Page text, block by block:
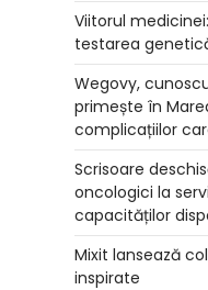
Viitorul
testarea
Wegovy,
primește în
complicațiilor
Scrisoare
oncologici la
capacităților
Mixit lansează
inspirate